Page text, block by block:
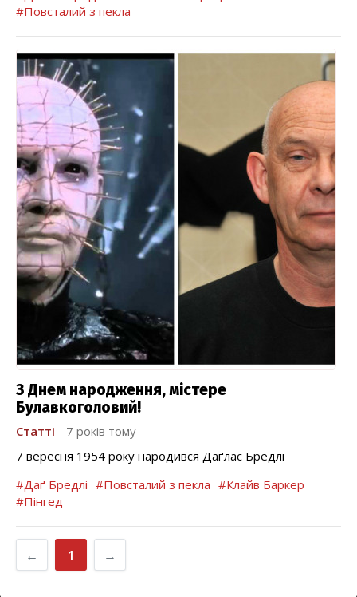
#Повсталий з пекла
З Днем народження, містере
Булавкоголовий!
Статті
7 років тому
7 вересня 1954 року народився Даґлас Бредлі
#Даґ Бредлі #Повсталий з пекла #Клайв Баркер
#Пінгед
← 1 →